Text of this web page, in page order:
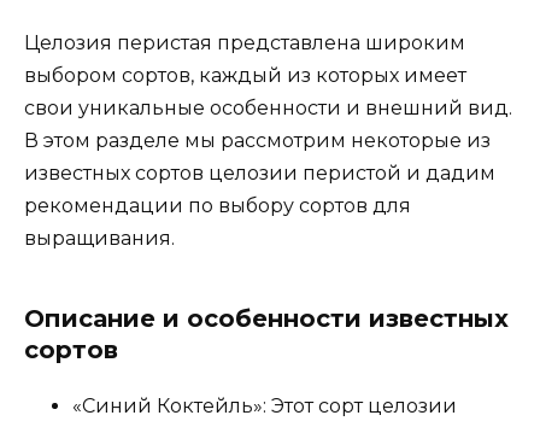
Целозия перистая представлена широким
выбором сортов, каждый из которых имеет
свои уникальные особенности и внешний вид.
В этом разделе мы рассмотрим некоторые из
известных сортов целозии перистой и дадим
рекомендации по выбору сортов для
выращивания.
Описание и особенности известных
сортов
«Синий Коктейль»: Этот сорт целозии